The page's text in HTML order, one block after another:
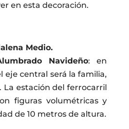
en esta decoración.
Medio.
Navideño: en
eje central será la familia,
La estación del ferrocarril
figuras volumétricas y
de 10 metros de altura.